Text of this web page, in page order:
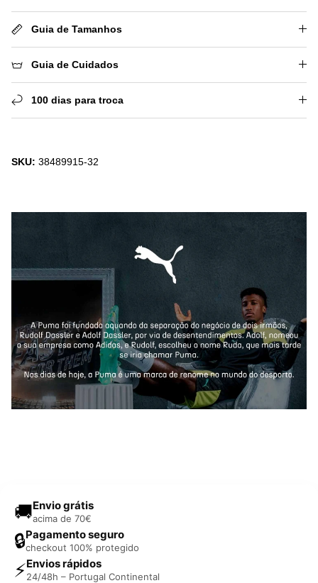
Guia de Tamanhos
Guia de Cuidados
100 dias para troca
SKU: 38489915-32
🚚Envio grátis
acima de 70€
🔒Pagamento seguro
checkout 100% protegido
⚡Envios rápidos
24/48h – Portugal Continental